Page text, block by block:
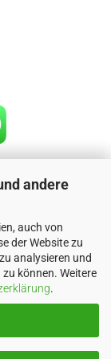
andere
auch von
der Website zu
analysieren und
können. Weitere
.